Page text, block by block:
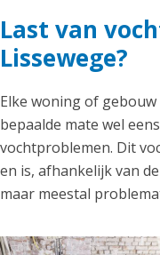
Last van
Lissewege?
Elke woning of
bepaalde mate wel
vochtproblemen. Dit
en is, afhankelijk van
maar meestal